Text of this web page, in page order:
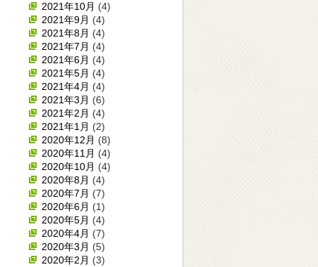
2021年10月 (4)
2021年9月 (4)
2021年8月 (4)
2021年7月 (4)
2021年6月 (4)
2021年5月 (4)
2021年4月 (4)
2021年3月 (6)
2021年2月 (4)
2021年1月 (2)
2020年12月 (8)
2020年11月 (4)
2020年10月 (4)
2020年8月 (4)
2020年7月 (7)
2020年6月 (1)
2020年5月 (4)
2020年4月 (7)
2020年3月 (5)
2020年2月 (3)